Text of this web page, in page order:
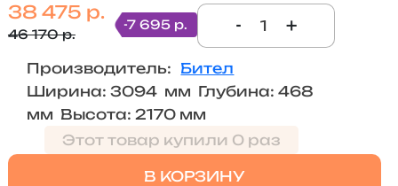
38 475 р.
46 170 р.
-7 695 р. - +
Производитель: Бител
Ширина: 3094 мм Глубина: 468
мм Высота: 2170 мм
Этот товар купили 0 раз
В КОРЗИНУ